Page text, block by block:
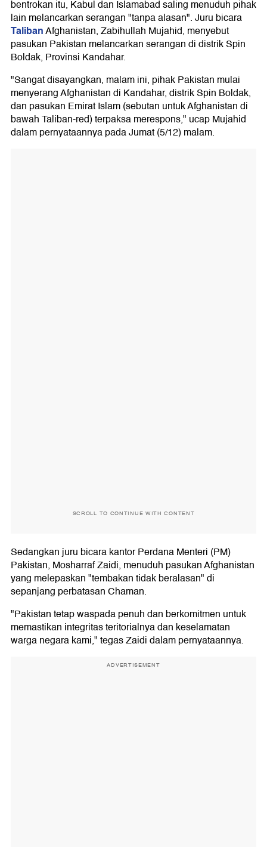
bentrokan itu, Kabul dan Islamabad saling menuduh pihak
lain melancarkan serangan "tanpa alasan". Juru bicara
TalibanAfghanistan, Zabihullah Mujahid, menyebut
pasukan Pakistan melancarkan serangan di distrik Spin
Boldak, Provinsi Kandahar.
"Sangat disayangkan, malam ini, pihak Pakistan mulai
menyerang Afghanistan di Kandahar, distrik Spin Boldak,
dan pasukan Emirat Islam (sebutan untuk Afghanistan di
bawah Taliban-red) terpaksa merespons," ucap Mujahid
dalam pernyataannya pada Jumat (5/12) malam.
SCROLL TO CONTINUE WITH CONTENT
Sedangkan juru bicara kantor Perdana Menteri (PM)
Pakistan, Mosharraf Zaidi, menuduh pasukan Afghanistan
yang melepaskan "tembakan tidak beralasan" di
sepanjang perbatasan Chaman.
"Pakistan tetap waspada penuh dan berkomitmen untuk
memastikan integritas teritorialnya dan keselamatan
warga negara kami," tegas Zaidi dalam pernyataannya.
ADVERTISEMENT